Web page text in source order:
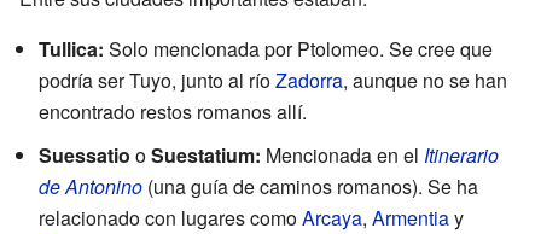
Tullica: Solo mencionada por Ptolomeo. Se cree que
podría ser Tuyo, junto al ríoZadorra, aunque no se han
encontrado restos romanos allí.
Suessatio oSuestatium: Mencionada en el Itinerario
de Antonino (una guía de caminos romanos). Se ha
relacionado con lugares comoArcaya, Armentiay